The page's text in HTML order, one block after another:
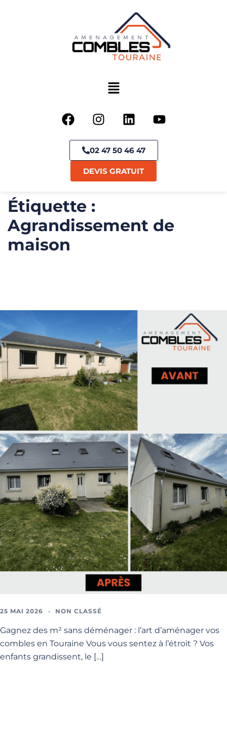
02 47 50 46 47
DEVIS GRATUIT
Étiquette :
Agrandissement de
maison
25 MAI 2026 NON CLASSÉ
Gagnez des m² sans déménager : l’art d’aménager vos
combles en Touraine Vous vous sentez à l’étroit ? Vos
enfants grandissent, le […]